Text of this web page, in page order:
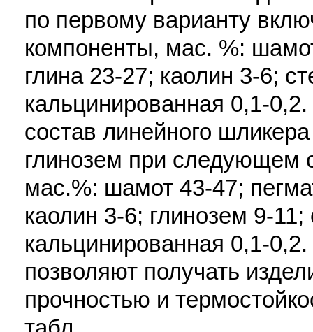
по первому варианту
компоненты, мас. %:
глина 23-27; каолин 3-6;
кальцинированная 0,1-
состав линейного
глинозем при следующем
мас.%: шамот 43-47;
каолин 3-6; глинозем 9-
кальцинированная 0,1-
позволяют получать
прочностью и